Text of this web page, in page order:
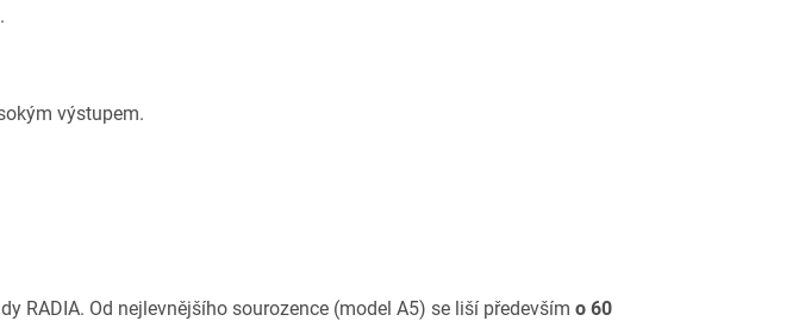
výstupem.
RADIA. Od nejlevnějšího sourozence (model A5) se liší především o 60